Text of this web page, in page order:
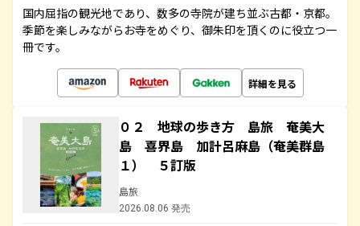
国内屈指の観光地であり、数多の寺院が建ち並ぶ古都・京都。
季節を楽しみながらお寺をめぐり、御朱印を頂くのに役立つ一
冊です。
詳細を見る
０２ 地球の歩き方 島旅 奄美大
島 喜界島 加計呂麻島（奄美群島
１） ５訂版
島旅
2026.08.06 発売